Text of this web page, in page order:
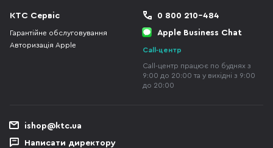
КТС Сервіс
Гарантійне обслуговування
Авторизація Apple
0 800 210-484
Apple Business Chat
Call-центр
Call-центр працює по буднях з
9:00 до 20:00 та у вихідні з 9:00
до 20:00
ishop@ktc.ua
Написати директору